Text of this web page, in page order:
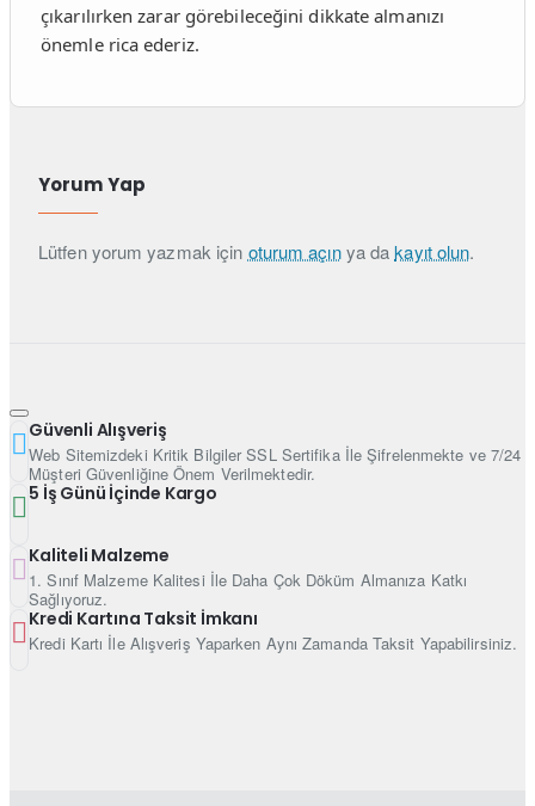
çıkarılırken zarar görebileceğini dikkate almanızı
önemle rica ederiz.
Yorum Yap
Lütfen yorum yazmak için oturum açınya dakayıt olun.
Güvenli Alışveriş
Web Sitemizdeki Kritik Bilgiler SSL Sertifika İle Şifrelenmekte ve 7/24
Müşteri Güvenliğine Önem Verilmektedir.
5 İş Günü İçinde Kargo
Kaliteli Malzeme
1. Sınıf Malzeme Kalitesi İle Daha Çok Döküm Almanıza Katkı
Sağlıyoruz.
Kredi Kartına Taksit İmkanı
Kredi Kartı İle Alışveriş Yaparken Aynı Zamanda Taksit Yapabilirsiniz.